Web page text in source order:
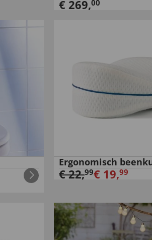
€ 269,00
Ergonomisch
€22,99€ 19,99